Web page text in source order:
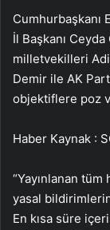
Cumhurbaşkanı
İl Başkanı
milletvekilleri
Demir ile AK
objektiflere poz
Haber Kaynak :
“Yayınlanan
yasal
En kısa süre